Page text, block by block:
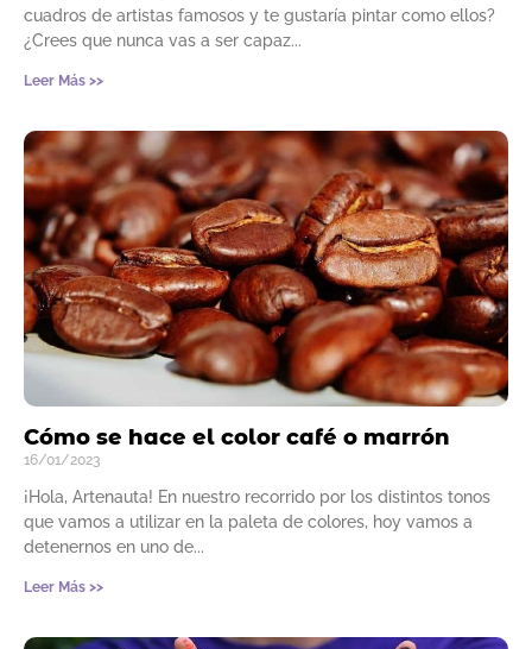
cuadros de artistas famosos y te gustaría pintar como ellos?
¿Crees que nunca vas a ser capaz
Leer Más >>
Cómo se hace el color café o marrón
16/01/2023
¡Hola, Artenauta! En nuestro recorrido por los distintos tonos
que vamos a utilizar en la paleta de colores, hoy vamos a
detenernos en uno de
Leer Más >>